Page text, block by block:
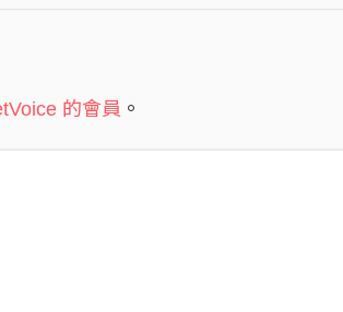
出息
不棄
的會員 。